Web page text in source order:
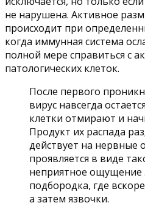
не нарушена. Активное
происходит при
когда иммунная система
полной мере справиться с
патологических клеток.
После первого
вирус навсегда
клетки отмирают и
Продукт их распада
действует на нервные
проявляется в виде
неприятное ощущение
подбородка, где
а затем язвочки.